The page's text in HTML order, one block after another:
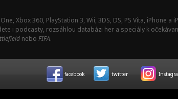
Xbox 360, PlayStation 3, Wii, 3DS, DS, PS Vita, iPhone
i podcasty, rozsáhlou databázi her a speciály k
nebo FIFA.
facebook twitter